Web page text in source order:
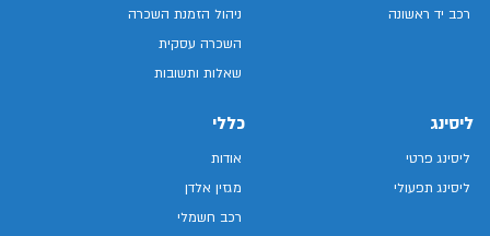
רכב יד ראשונה
ניהול הזמנת השכרה
השכרה עסקית
שאלות ותשובות
ליסינג
ליסינג פרטי
ליסינג תפעולי
כללי
אודות
מגזין אלדן
רכב חשמלי